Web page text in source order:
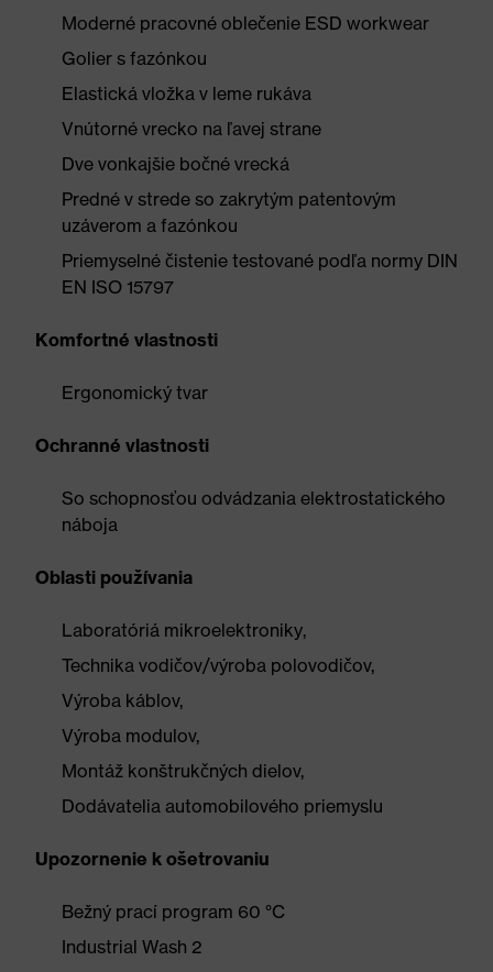
Moderné pracovné oblečenie ESD workwear
Golier s fazónkou
Elastická vložka v leme rukáva
Vnútorné vrecko na ľavej strane
Dve vonkajšie bočné vrecká
Predné v strede so zakrytým patentovým
uzáverom a fazónkou
Priemyselné čistenie testované podľa normy DIN
EN ISO 15797
Komfortné vlastnosti
Ergonomický tvar
Ochranné vlastnosti
So schopnosťou odvádzania elektrostatického
náboja
Oblasti používania
Laboratóriá mikroelektroniky,
Technika vodičov/výroba polovodičov,
Výroba káblov,
Výroba modulov,
Montáž konštrukčných dielov,
Dodávatelia automobilového priemyslu
Upozornenie k ošetrovaniu
Bežný prací program 60 °C
Industrial Wash 2